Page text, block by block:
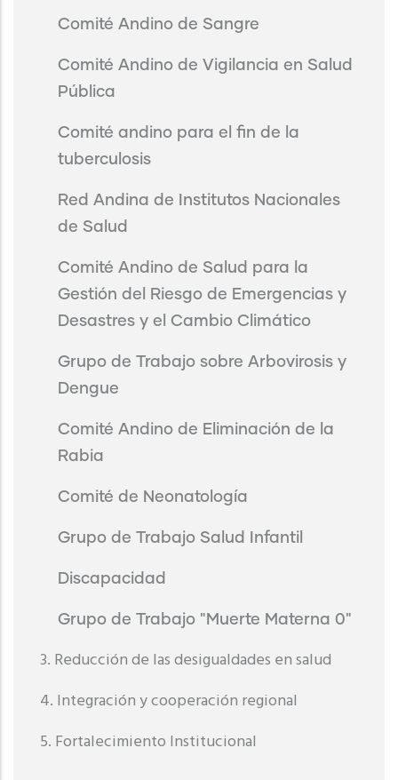
Comité Andino de Sangre
Comité Andino de Vigilancia en Salud
Pública
Comité andino para el fin de la
tuberculosis
Red Andina de Institutos Nacionales
de Salud
Comité Andino de Salud para la
Gestión del Riesgo de Emergencias y
Desastres y el Cambio Climático
Grupo de Trabajo sobre Arbovirosis y
Dengue
Comité Andino de Eliminación de la
Rabia
Comité de Neonatología
Grupo de Trabajo Salud Infantil
Discapacidad
Grupo de Trabajo "Muerte Materna 0"
3. Reducción de las desigualdades en salud
4. Integración y cooperación regional
5. Fortalecimiento Institucional